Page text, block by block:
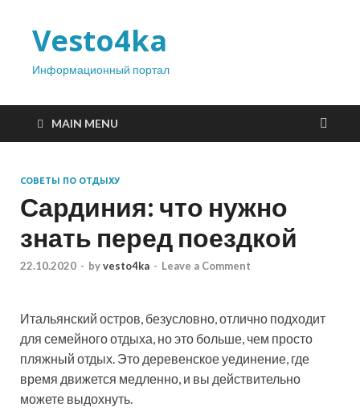
Vesto4ka
Информационный портал
MAIN MENU
СОВЕТЫ ПО ОТДЫХУ
Сардиния: что нужно
знать перед поездкой
22.10.2020 - byvesto4ka - Leave a Comment
Итальянский остров, безусловно, отлично подходит
для семейного отдыха, но это больше, чем просто
пляжный отдых. Это деревенское уединение, где
время движется медленно, и вы действительно
можете выдохнуть.